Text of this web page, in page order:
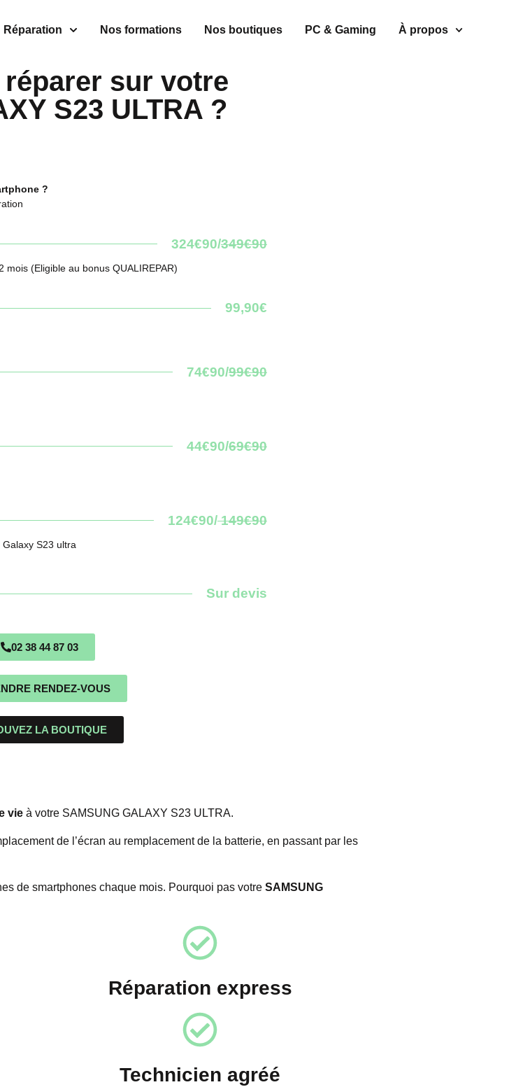
Réparation Nos formations Nos boutiques PC & Gaming À propos
sur votre
S23 ULTRA ?
?
324€90/349€90
(Eligible au bonus QUALIREPAR)
99,90€
74€90/99€90
44€90/69€90
124€90/149€90
S23 ultra
Sur devis
02 38 44 87 03
RENDEZ-VOUS
LA BOUTIQUE
vieà votre SAMSUNG GALAXY S23 ULTRA.
de l’écran au remplacement de la batterie, en passant par les
de smartphones chaque mois. Pourquoi pas votre SAMSUNG
Réparation express
Technicien agréé